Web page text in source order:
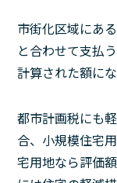
市街化区域にあ
と合わせて支払
計算された額にな
都市計画税にも
合、小規模住宅
宅用地なら評価